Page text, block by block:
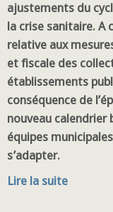
ajustements du
la crise sanitaire. A
relative aux
et fiscale des
établissements
conséquence de
nouveau calendrier
équipes
s’adapter.
Lire la suite